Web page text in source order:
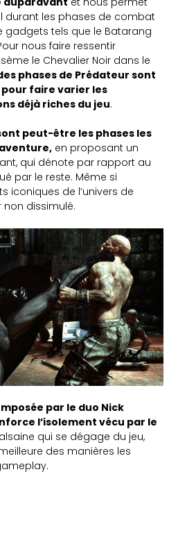
durant les phases de combat
gadgets tels que le Batarang
nous faire ressentir
le Chevalier Noir dans le
phases de Prédateur sont
faire varier les
déjà riches du jeu.
peut-être les phases les
en proposant un
qui dénote par rapport au
par le reste. Même si
iconiques de l’univers de
non dissimulé.
par le duo Nick
l’isolement vécu par le
qui se dégage du jeu,
des manières les